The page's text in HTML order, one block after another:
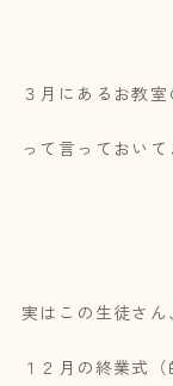
３月にあるお教室
って言っておいて
実はこの生徒さん
１２月の終業式（